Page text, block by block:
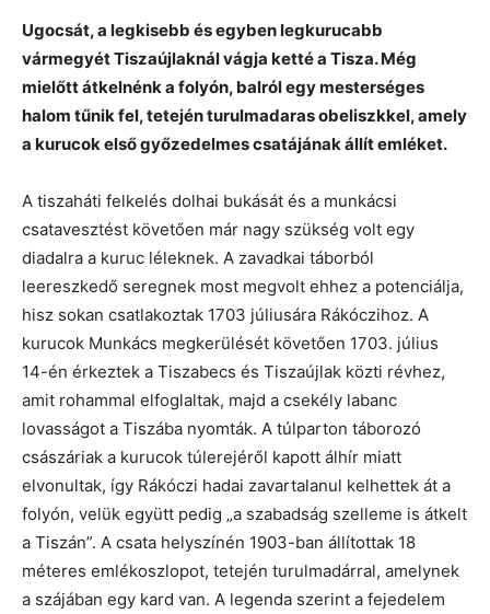
Ugocsát, a legkisebb és egyben legkurucabb
vármegyét Tiszaújlaknál vágja ketté a Tisza. Még
mielőtt átkelnénk a folyón, balról egy mesterséges
halom tűnik fel, tetején turulmadaras obeliszkkel, amely
a kurucok első győzedelmes csatájának állít emléket.
A tiszaháti felkelés dolhai bukását és a munkácsi
csatavesztést követően már nagy szükség volt egy
diadalra a kuruc léleknek. A zavadkai táborból
leereszkedő seregnek most megvolt ehhez a potenciálja,
hisz sokan csatlakoztak 1703 júliusára Rákóczihoz. A
kurucok Munkács megkerülését követően 1703. július
14-én érkeztek a Tiszabecs és Tiszaújlak közti révhez,
amit rohammal elfoglaltak, majd a csekély labanc
lovasságot a Tiszába nyomták. A túlparton táborozó
császáriak a kurucok túlerejéről kapott álhír miatt
elvonultak, így Rákóczi hadai zavartalanul kelhettek át a
folyón, velük együtt pedig „a szabadság szelleme is átkelt
a Tiszán”. A csata helyszínén 1903-ban állítottak 18
méteres emlékoszlopot, tetején turulmadárral, amelynek
a szájában egy kard van. A legenda szerint a fejedelem